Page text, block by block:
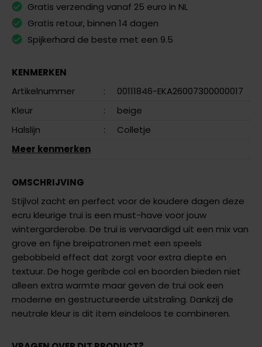
Gratis verzending vanaf 25 euro in NL
Gratis retour, binnen 14 dagen
Spijkerhard de beste met een 9.5
KENMERKEN
Artikelnummer
:
00111846-EKA26007300000017
Kleur
:
beige
Halslijn
:
Colletje
Meer kenmerken
OMSCHRIJVING
Stijlvol zacht en perfect voor de koudere dagen deze
ecru kleurige trui is een must-have voor jouw
wintergarderobe. De trui is vervaardigd uit een mix van
grove en fijne breipatronen met een speels
gebobbeld effect dat zorgt voor extra diepte en
textuur. De hoge geribde col en boorden bieden niet
alleen extra warmte maar geven de trui ook een
moderne en gestructureerde uitstraling. Dankzij de
neutrale kleur is dit item eindeloos te combineren.